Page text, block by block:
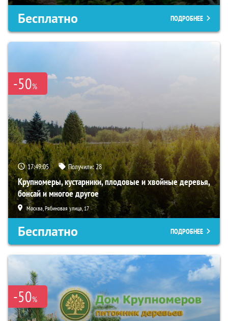
Бесплатно ПОДРОБНЕЕ
-50%
17:49:04 Получили:28
Крупномеры, кустарники, плодовые и хвойные деревья,
бонсай и многое другое
Москва, Рябиновая улица, 17
Бесплатно ПОДРОБНЕЕ
-50%